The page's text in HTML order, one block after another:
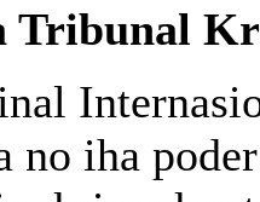
Tribunal
no iha